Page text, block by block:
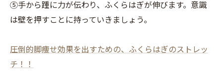
⑤手から踵に力が伝わり、ふくらはぎが伸びます。意識
は壁を押すことに持っていきましょう。
圧倒的脚痩せ効果を出すための、ふくらはぎのストレッ
チ！！